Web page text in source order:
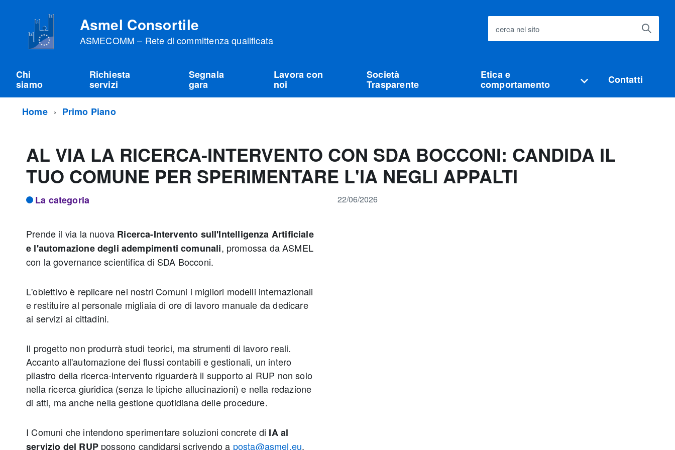
Asmel Consortile
ASMECOMM – Rete di committenza qualificata
cerca nel sito
Chi
siamo
Richiesta
servizi
Segnala
gara
Lavora con
noi
Società
Trasparente
Etica e
comportamento Contatti
Home Primo Piano
AL VIA LA RICERCA-INTERVENTO CON SDA BOCCONI: CANDIDA IL
TUO COMUNE PER SPERIMENTARE L'IA NEGLI APPALTI
La categoria 22/06/2026
Prende il via la nuova Ricerca-Intervento sull'Intelligenza Artificiale
e l'automazione degli adempimenti comunali, promossa da ASMEL
con la governance scientifica di SDA Bocconi.
L'obiettivo è replicare nei nostri Comuni i migliori modelli internazionali
e restituire al personale migliaia di ore di lavoro manuale da dedicare
ai servizi ai cittadini.
Il progetto non produrrà studi teorici, ma strumenti di lavoro reali.
Accanto all'automazione dei flussi contabili e gestionali, un intero
pilastro della ricerca-intervento riguarderà il supporto ai RUP non solo
nella ricerca giuridica (senza le tipiche allucinazioni) e nella redazione
di atti, ma anche nella gestione quotidiana delle procedure.
I Comuni che intendono sperimentare soluzioni concrete di IA al
servizio del RUP possono candidarsi scrivendo a posta@asmel.eu.